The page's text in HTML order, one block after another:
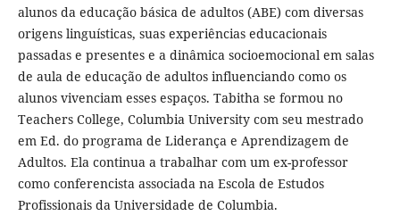
alunos da educação básica de adultos (ABE) com diversas
origens linguísticas, suas experiências educacionais
passadas e presentes e a dinâmica socioemocional em salas
de aula de educação de adultos influenciando como os
alunos vivenciam esses espaços. Tabitha se formou no
Teachers College, Columbia University com seu mestrado
em Ed. do programa de Liderança e Aprendizagem de
Adultos. Ela continua a trabalhar com um ex-professor
como conferencista associada na Escola de Estudos
Profissionais da Universidade de Columbia.